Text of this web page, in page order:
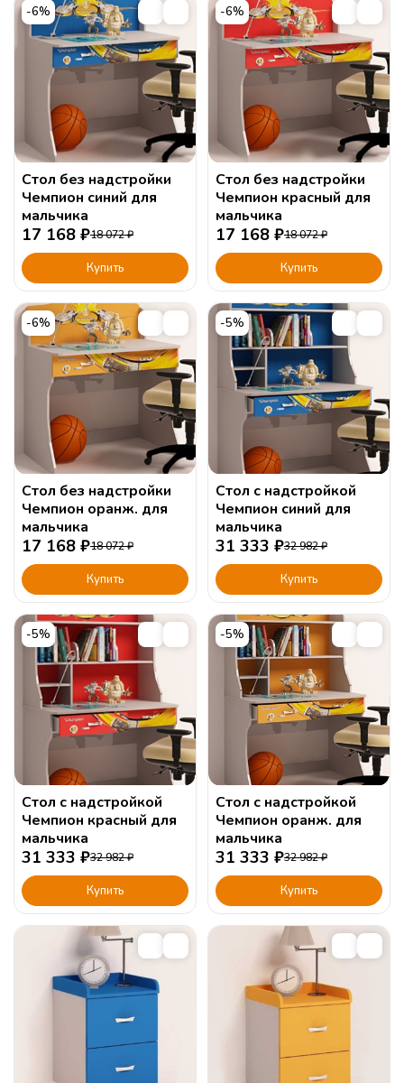
-6%
Стол без надстройки
Чемпион синий для
мальчика
17 168 ₽18 072₽
Купить
-6%
Стол без надстройки
Чемпион красный для
мальчика
17 168 ₽18 072₽
Купить
-6%
Стол без надстройки
Чемпион оранж. для
мальчика
17 168 ₽18 072₽
Купить
-5%
Стол с надстройкой
Чемпион синий для
мальчика
31 333 ₽32 982₽
Купить
-5%
Стол с надстройкой
Чемпион красный для
мальчика
31 333 ₽32 982₽
Купить
-5%
Стол с надстройкой
Чемпион оранж. для
мальчика
31 333 ₽32 982₽
Купить